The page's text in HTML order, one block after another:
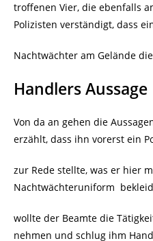
troffenen Vier, die ebenfalls
Polizisten verständigt, dass
Nachtwächter am Gelände
Handlers Aussage
Von da an gehen die
erzählt, dass ihn vorerst ein
zur Rede stellte, was er hier
Nachtwächteruniform
wollte der Beamte die
nehmen und schlug ihm